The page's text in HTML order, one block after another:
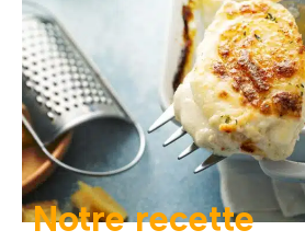
Notre recette